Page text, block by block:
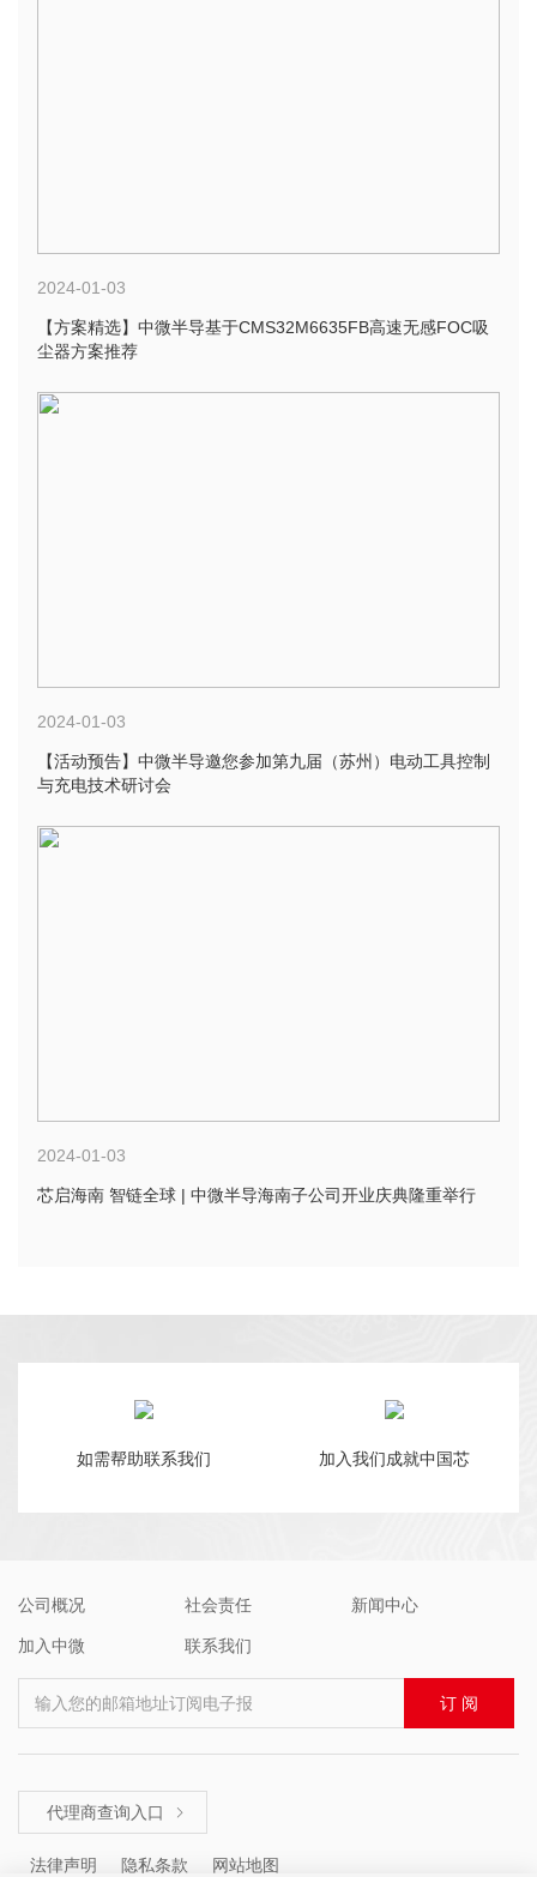
2024-01-03
【方案精选】中微半导基于CMS32M6635FB高速无感FOC吸
尘器方案推荐
2024-01-03
【活动预告】中微半导邀您参加第九届（苏州）电动工具控制
与充电技术研讨会
2024-01-03
芯启海南 智链全球 | 中微半导海南子公司开业庆典隆重举行
如需帮助联系我们 加入我们成就中国芯
公司概况 社会责任 新闻中心
加入中微 联系我们
输入您的邮箱地址订阅电子报 订 阅
代理商查询入口 
法律声明 隐私条款 网站地图